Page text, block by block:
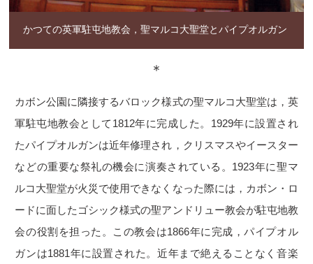
かつての英軍駐屯地教会，聖マルコ大聖堂とパイプオルガン
＊
カボン公園に隣接するバロック様式の聖マルコ大聖堂は，英
軍駐屯地教会として1812年に完成した。1929年に設置され
たパイプオルガンは近年修理され，クリスマスやイースター
などの重要な祭礼の機会に演奏されている。1923年に聖マ
ルコ大聖堂が火災で使用できなくなった際には，カボン・ロ
ードに面したゴシック様式の聖アンドリュー教会が駐屯地教
会の役割を担った。この教会は1866年に完成，パイプオル
ガンは1881年に設置された。近年まで絶えることなく音楽